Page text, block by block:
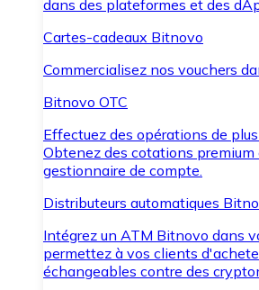
dans des plateformes et des
Cartes-cadeaux Bitnovo
Commercialisez nos vouchers
Bitnovo OTC
Effectuez des opérations de
Obtenez des cotations premium
gestionnaire de compte.
Distributeurs automatiques
Intégrez un ATM Bitnovo dans
permettez à vos clients
échangeables contre des